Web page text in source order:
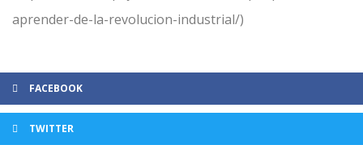
aprender-de-la-revolucion-industrial/)
FACEBOOK
TWITTER